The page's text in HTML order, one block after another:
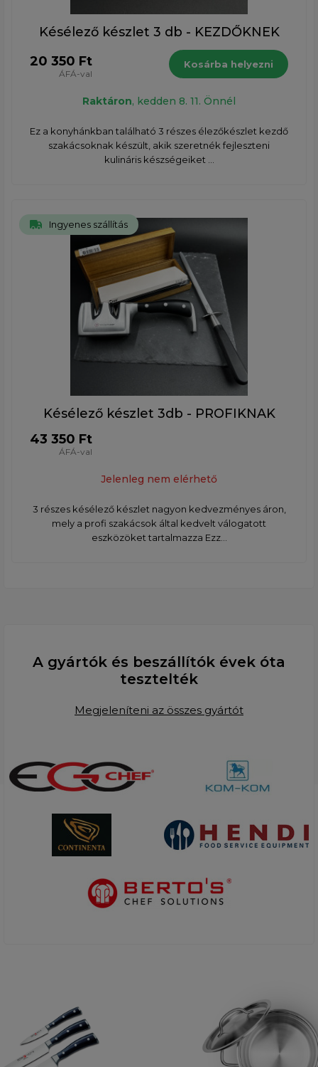
Késélező készlet 3 db - KEZDŐKNEK
20 350 Ft
ÁFÁ-val
Kosárba helyezni
Raktáron, kedden 8. 11. Önnél
Ez a konyhánkban található 3 részes élezőkészlet kezdő
szakácsoknak készült, akik szeretnék fejleszteni
kulináris készségeiket ...
Ingyenes szállítás
Késélező készlet 3db - PROFIKNAK
43 350 Ft
ÁFÁ-val
Jelenleg nem elérhető
3 részes késélező készlet nagyon kedvezményes áron,
mely a profi szakácsok által kedvelt válogatott
eszközöket tartalmazza Ezz...
A gyártók és beszállítók évek óta
tesztelték
Megjeleníteni az összes gyártót